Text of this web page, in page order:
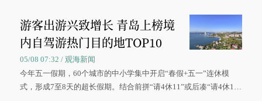
游客出游兴致增长 青岛上榜境
内自驾游热门目的地TOP10
05/08 07:32 / 观海新闻
今年五一假期，60个城市的中小学集中开启“春假+五一”连休模
式，形成7至8天的超长假期。结合前拼“请4休11”或后凑“请4休1